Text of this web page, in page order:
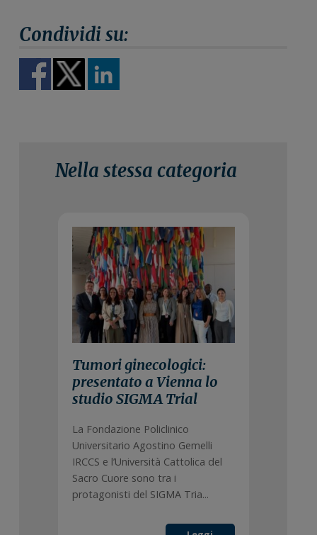
Nella stessa categoria
15 Luglio 2026
Tumori ginecologici:
presentato a Vienna lo
studio SIGMA Trial
La Fondazione Policlinico
Universitario Agostino Gemelli
IRCCS e l’Università Cattolica del
Sacro Cuore sono tra i
protagonisti del SIGMA Tria...